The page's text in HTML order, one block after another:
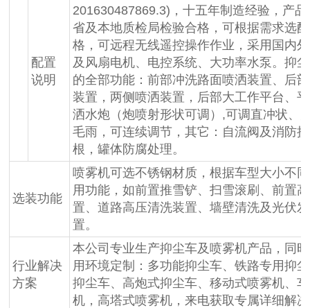
配置
说明
201630487869.3)，十五年制造经验，产
省及本地质检局检验合格，可根据需求选
格，可远程无线遥控操作作业，采用国内
及风扇电机、电控系统、大功率水泵。抑
的全部功能：前部冲洗路面喷洒装置、后
装置，两侧喷洒装置，后部大工作平台、
洒水炮（炮喷射形状可调）,可调直冲状、
毛雨，可连续调节，其它：自流阀及消防
根，罐体防腐处理。
选装功能
喷雾机可选不锈钢材质，根据车型大小不
用功能，如前置推雪铲、扫雪滚刷、前置
置、道路高压清洗装置、墙壁清洗及光伏
置。
行业解决
方案
本公司专业生产抑尘车及喷雾机产品，同
用环境定制：多功能抑尘车、铁路专用抑
抑尘车、高炮式抑尘车、移动式喷雾机、
机，高塔式喷雾机，来电获取专属详细解